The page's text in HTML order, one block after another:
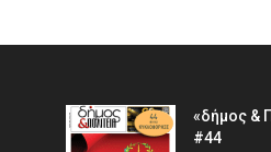
«δήμος &
#44